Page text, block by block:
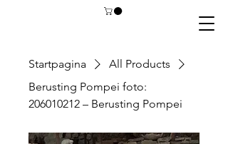
Startpagina
All Products
Berusting Pompei foto:
206010212 – Berusting Pompei